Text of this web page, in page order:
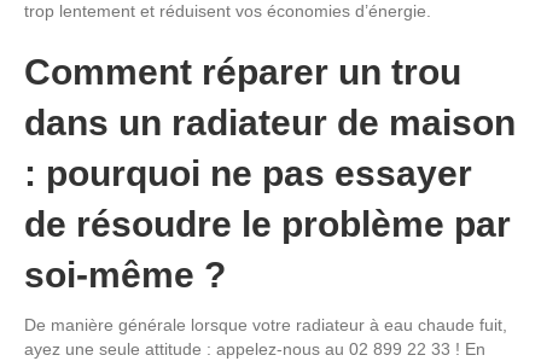
trop lentement et réduisent vos économies d’énergie.
Comment réparer un trou
dans un radiateur de maison
: pourquoi ne pas essayer
de résoudre le problème par
soi-même ?
De manière générale lorsque votre radiateur à eau chaude fuit,
ayez une seule attitude : appelez-nous au 02 899 22 33 ! En